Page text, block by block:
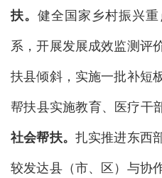
扶。健全国家乡村振兴
系，开展发展成效监测评
扶县倾斜，实施一批补短
帮扶县实施教育、医疗干
社会帮扶。 扎实推进东西
较发达县（市、区）与协